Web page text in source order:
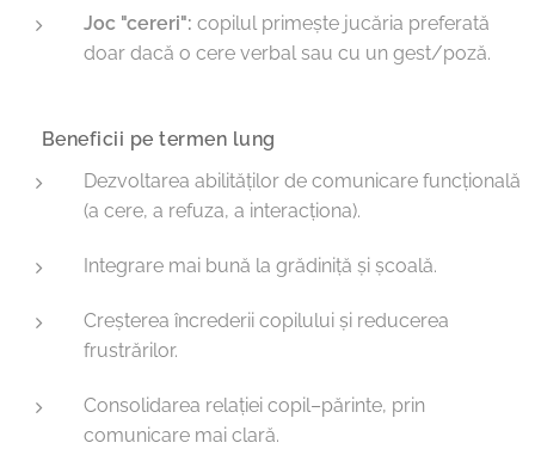
Joc "cereri": copilul primește jucăria preferată
doar dacă o cere verbal sau cu un gest/poză.
🔹 Beneficii pe termen lung
Dezvoltarea abilităților de comunicare funcțională
(a cere, a refuza, a interacționa).
Integrare mai bună la grădiniță și școală.
Creșterea încrederii copilului și reducerea
frustrărilor.
Consolidarea relației copil–părinte, prin
comunicare mai clară.